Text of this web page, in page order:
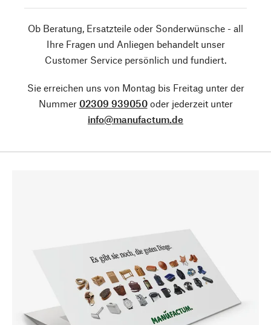
Ob Beratung, Ersatzteile oder Sonderwünsche - all
Ihre Fragen und Anliegen behandelt unser
Customer Service persönlich und fundiert.
Sie erreichen uns von Montag bis Freitag unter der
Nummer 02309 939050oder jederzeit unter
info@manufactum.de